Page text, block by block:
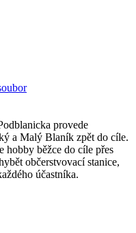
provede
a Malý Blaník zpět do cíle.
hobby běžce do cíle přes
občerstvovací stanice,
účastníka.